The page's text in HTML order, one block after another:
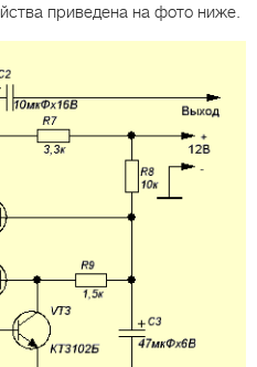
приведена на фото ниже.